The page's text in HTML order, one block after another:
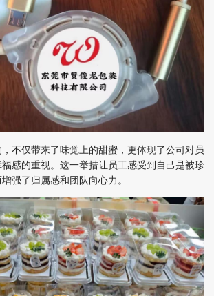
不仅带来了味觉上的甜蜜，更体现了公司对员
福感的重视。这一举措让员工感受到自己是被珍
强了归属感和团队向心力。